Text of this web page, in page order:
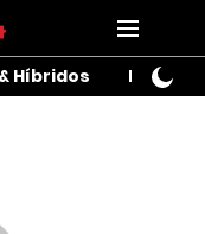
Híbridos Motos